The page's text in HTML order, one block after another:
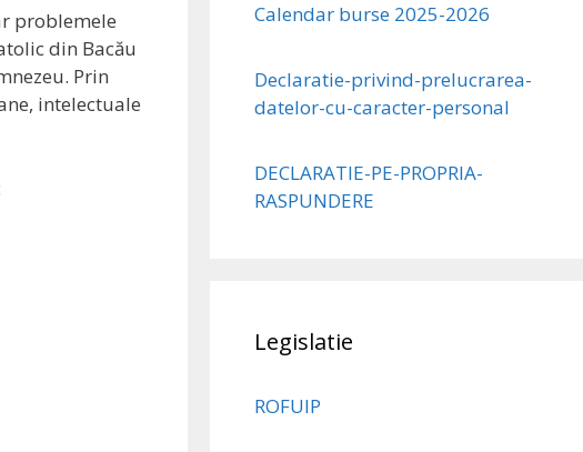
problemele
din Bacău
Prin
intelectuale
Calendar burse 2025-2026
Declaratie-privind-prelucrarea-
datelor-cu-caracter-personal
DECLARATIE-PE-PROPRIA-
RASPUNDERE
Legislatie
ROFUIP